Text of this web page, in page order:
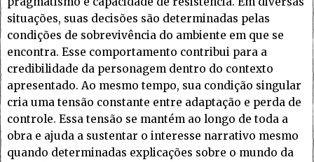
situações, suas decisões são determinadas pelas
condições de sobrevivência do ambiente em que se
encontra. Esse comportamento contribui para a
credibilidade da personagem dentro do contexto
apresentado. Ao mesmo tempo, sua condição singular
cria uma tensão constante entre adaptação e perda de
controle. Essa tensão se mantém ao longo de toda a
obra e ajuda a sustentar o interesse narrativo mesmo
quando determinadas explicações sobre o mundo da